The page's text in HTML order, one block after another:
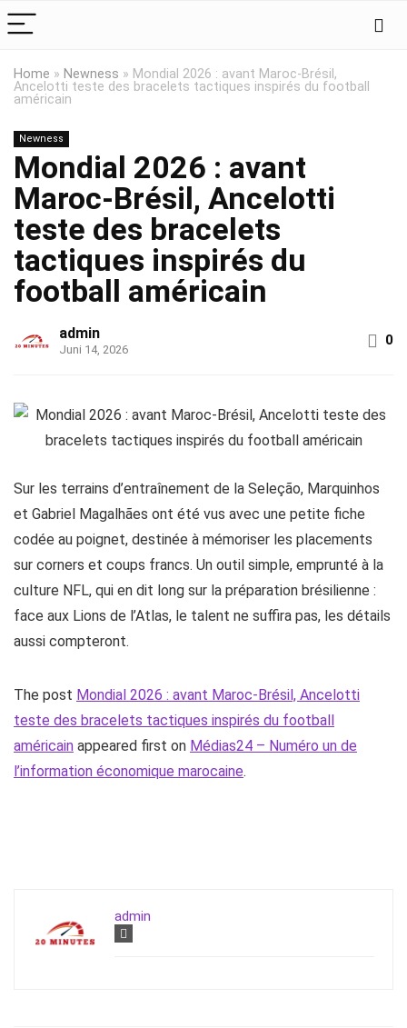
Home » Newness » Mondial 2026 : avant Maroc-Brésil,
Ancelotti teste des bracelets tactiques inspirés du football
américain
Newness
Mondial 2026 : avant
Maroc-Brésil, Ancelotti
teste des bracelets
tactiques inspirés du
football américain
admin
Juni 14, 2026
0
Sur les terrains d’entraînement de la Seleção, Marquinhos
et Gabriel Magalhães ont été vus avec une petite fiche
codée au poignet, destinée à mémoriser les placements
sur corners et coups francs. Un outil simple, emprunté à la
culture NFL, qui en dit long sur la préparation brésilienne :
face aux Lions de l’Atlas, le talent ne suffira pas, les détails
aussi compteront.
The post Mondial 2026 : avant Maroc-Brésil, Ancelotti
teste des bracelets tactiques inspirés du football
américain appeared first on Médias24 – Numéro un de
l’information économique marocaine.
admin